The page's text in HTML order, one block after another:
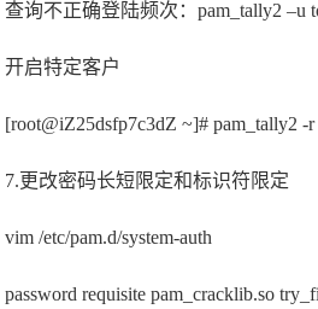
查询不正确登陆频次：pam_tally2 –u
开启特定客户
[root@iZ25dsfp7c3dZ ~]# pam_tally2 -
7.更改密码长短限定和标识符限定
vim /etc/pam.d/system-auth
password requisite pam_cracklib.so